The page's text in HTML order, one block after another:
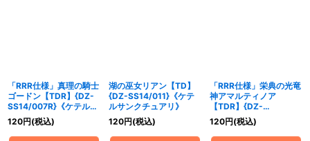
「RRR仕様」真理の騎士
ゴードン【TDR】{DZ-
SS14/007R}《ケテルサ
ンクチュアリ》
120円(税込)
湖の巫女リアン【TD】
{DZ-SS14/011}《ケテ
ルサンクチュアリ》
120円(税込)
「RRR仕様」栄典の光竜
神アマルティノア
【TDR】{DZ-
SS14/013R}《ケテルサ
ンクチュアリ》
120円(税込)